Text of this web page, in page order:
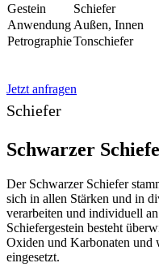
Gestein
Schiefer
Anwendung Außen, Innen
PetrographieTonschiefer
Jetzt anfragen
Schiefer
Schwarzer
Der Schwarzer Schiefer
sich in allen Stärken und in
verarbeiten und individuell
Schiefergestein besteht
Oxiden und Karbonaten und
eingesetzt.